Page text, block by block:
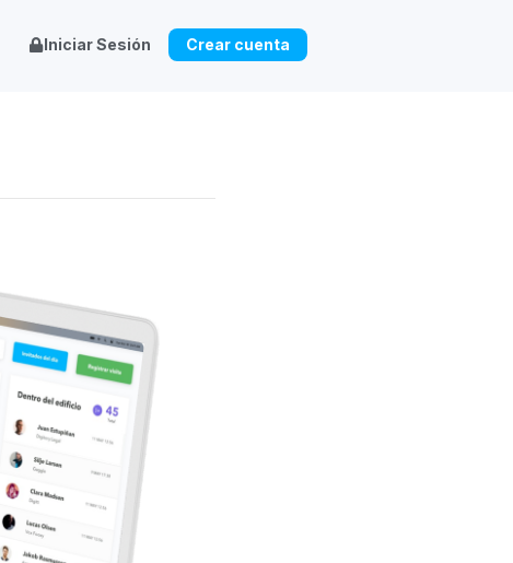
Iniciar Sesión Crear cuenta